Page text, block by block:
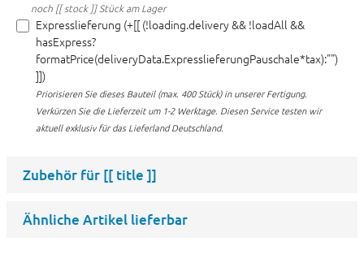
noch [[ stock ]] Stück am Lager
Expresslieferung (+[[ (!loading.delivery && !loadAll &&
hasExpress?
formatPrice(deliveryData.ExpresslieferungPauschale*tax):"")
]])
Priorisieren Sie dieses Bauteil (max. 400 Stück) in unserer Fertigung.
Verkürzen Sie die Lieferzeit um 1-2 Werktage. Diesen Service testen wir
aktuell exklusiv für das Lieferland Deutschland.
Zubehör für [[ title ]]
Ähnliche Artikel lieferbar